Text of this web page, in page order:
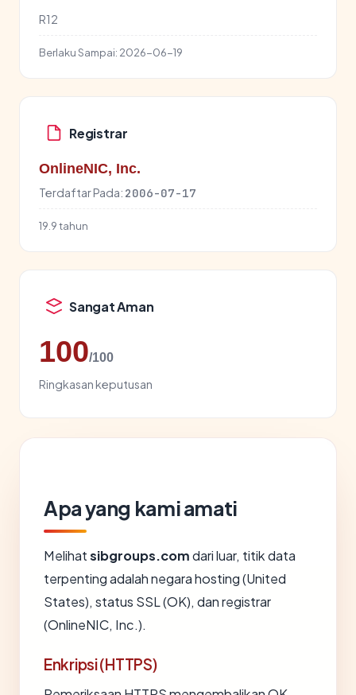
R12
Berlaku Sampai: 2026-06-19
Registrar
OnlineNIC, Inc.
Terdaftar Pada: 2006-07-17
19.9 tahun
Sangat Aman
100/100
Ringkasan keputusan
Apa yang kami amati
Melihatsibgroups.comdari luar, titik data
terpenting adalah negara hosting (United
States), status SSL (OK), dan registrar
(OnlineNIC, Inc.).
Enkripsi (HTTPS)